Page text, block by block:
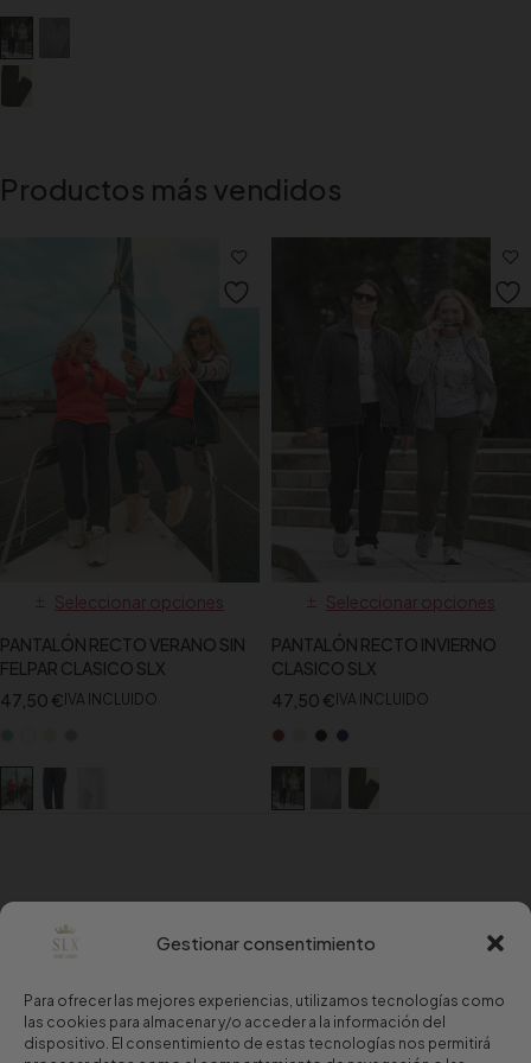
Gestionar consentimiento
Para ofrecer las mejores experiencias, utilizamos tecnologías como
las cookies para almacenar y/o acceder a la información del
dispositivo. El consentimiento de estas tecnologías nos permitirá
Productos más vendidos
Seleccionar opciones
PANTALÓN RECTO VERANO SIN
FELPAR CLASICO SLX
47,50 € IVA INCLUIDO
Seleccionar opciones
PANTALÓN RECTO INVIERNO
CLASICO SLX
47,50 € IVA INCLUIDO